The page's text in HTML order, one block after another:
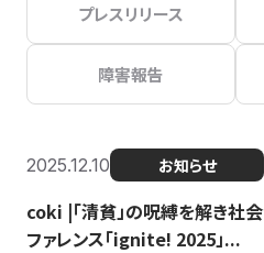
プレスリリース
障害報告
2025.12.10 お知らせ
coki |「清貧」の呪縛を解き社
ファレンス「ignite! 2025」...